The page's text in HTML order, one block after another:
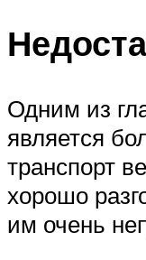
Одним из
является
транспорт
хорошо
им очень